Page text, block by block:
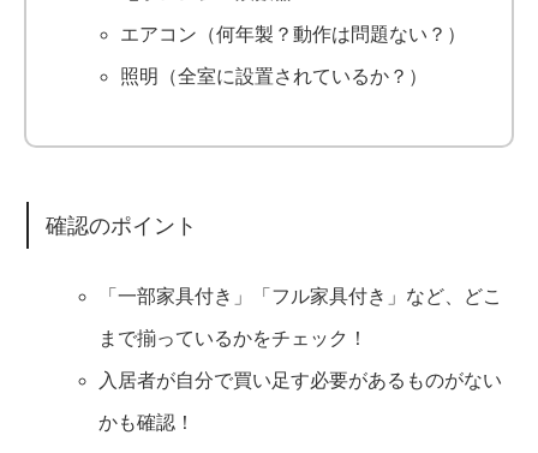
エアコン（何年製？動作は問題ない？）
照明（全室に設置されているか？）
確認のポイント
「一部家具付き」「フル家具付き」など、どこ
まで揃っているかをチェック！
入居者が自分で買い足す必要があるものがない
かも確認！